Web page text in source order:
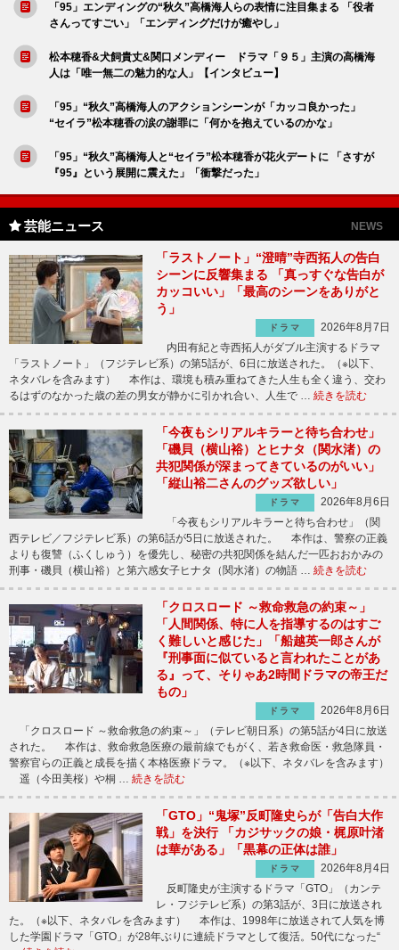
「95」エンディングの“秋久”高橋海人らの表情に注目集まる 「役者
さんってすごい」「エンディングだけが癒やし」
松本穂香&犬飼貴丈&関口メンディー ドラマ「９５」主演の高橋海
人は「唯一無二の魅力的な人」【インタビュー】
「95」“秋久”高橋海人のアクションシーンが「カッコ良かった」
“セイラ”松本穂香の涙の謝罪に「何かを抱えているのかな」
「95」“秋久”高橋海人と“セイラ”松本穂香が花火デートに 「さすが
『95』という展開に震えた」「衝撃だった」
芸能ニュース NEWS
「ラストノート」“澄晴”寺西拓人の告白
シーンに反響集まる 「真っすぐな告白が
カッコいい」「最高のシーンをありがと
う」
ドラマ
2026年8月7日
内田有紀と寺西拓人がダブル主演するドラマ
「ラストノート」（フジテレビ系）の第5話が、6日に放送された。（※以下、
ネタバレを含みます） 本作は、環境も積み重ねてきた人生も全く違う、交わ
るはずのなかった歳の差の男女が静かに引かれ合い、人生で … 続きを読む
「今夜もシリアルキラーと待ち合わせ」
「磯貝（横山裕）とヒナタ（関水渚）の
共犯関係が深まってきているのがいい」
「縦山裕二さんのグッズ欲しい」
ドラマ
2026年8月6日
「今夜もシリアルキラーと待ち合わせ」（関
西テレビ／フジテレビ系）の第6話が5日に放送された。 本作は、警察の正義
よりも復讐（ふくしゅう）を優先し、秘密の共犯関係を結んだ一匹おおかみの
刑事・磯貝（横山裕）と第六感女子ヒナタ（関水渚）の物語 … 続きを読む
「クロスロード ～救命救急の約束～」
「人間関係、特に人を指導するのはすご
く難しいと感じた」「船越英一郎さんが
『刑事面に似ていると言われたことがあ
る』って、そりゃあ2時間ドラマの帝王だ
もの」
ドラマ
2026年8月6日
「クロスロード ～救命救急の約束～」（テレビ朝日系）の第5話が4日に放送
された。 本作は、救命救急医療の最前線でもがく、若き救命医・救急隊員・
警察官らの正義と成長を描く本格医療ドラマ。（※以下、ネタバレを含みます）
遥（今田美桜）や桐 … 続きを読む
「GTO」“鬼塚”反町隆史らが「告白大作
戦」を決行 「カジサックの娘・梶原叶渚
は華がある」「黒幕の正体は誰」
ドラマ
2026年8月4日
反町隆史が主演するドラマ「GTO」（カンテ
レ・フジテレビ系）の第3話が、3日に放送され
た。（※以下、ネタバレを含みます） 本作は、1998年に放送されて人気を博
した学園ドラマ「GTO」が28年ぶりに連続ドラマとして復活。50代になった“